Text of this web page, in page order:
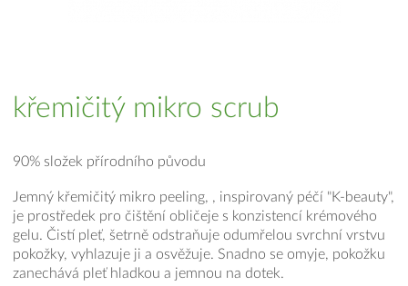
křemičitý mikro scrub
90% složek přírodního původu
Jemný křemičitý mikro peeling, , inspirovaný péčí "K-beauty",
je prostředek pro čištění obličeje s konzistencí krémového
gelu. Čistí pleť, šetrně odstraňuje odumřelou svrchní vrstvu
pokožky, vyhlazuje ji a osvěžuje. Snadno se omyje, pokožku
zanechává pleť hladkou a jemnou na dotek.